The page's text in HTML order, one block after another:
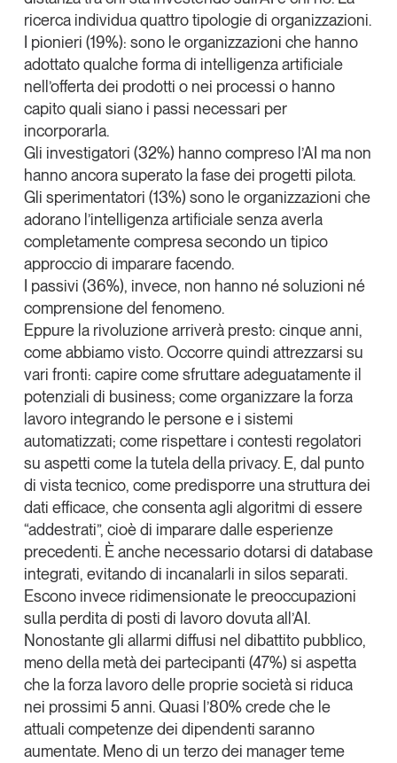
ricerca individua quattro tipologie di organizzazioni.
I pionieri (19%): sono le organizzazioni che hanno
adottato qualche forma di intelligenza artificiale
nell’offerta dei prodotti o nei processi o hanno
capito quali siano i passi necessari per
incorporarla.
Gli investigatori (32%) hanno compreso l’AI ma non
hanno ancora superato la fase dei progetti pilota.
Gli sperimentatori (13%) sono le organizzazioni che
adorano l’intelligenza artificiale senza averla
completamente compresa secondo un tipico
approccio di imparare facendo.
passivi (36%), invece, non hanno né soluzioni né
comprensione del fenomeno.
Eppure la rivoluzione arriverà presto: cinque anni,
come abbiamo visto. Occorre quindi attrezzarsi su
vari fronti: capire come sfruttare adeguatamente il
potenziali di business; come organizzare la forza
lavoro integrando le persone e i sistemi
automatizzati; come rispettare i contesti regolatori
su aspetti come la tutela della privacy. E, dal punto
di vista tecnico, come predisporre una struttura dei
dati efficace, che consenta agli algoritmi di essere
“addestrati”, cioè di imparare dalle esperienze
precedenti. È anche necessario dotarsi di database
integrati, evitando di incanalarli in silos separati.
Escono invece ridimensionate le preoccupazioni
sulla perdita di posti di lavoro dovuta all’AI.
Nonostante gli allarmi diffusi nel dibattito pubblico,
meno della metà dei partecipanti (47%) si aspetta
che la forza lavoro delle proprie società si riduca
nei prossimi 5 anni. Quasi l’80% crede che le
attuali competenze dei dipendenti saranno
aumentate. Meno di un terzo dei manager teme